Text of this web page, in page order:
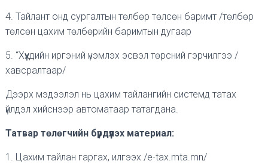
4. Тайлант онд сургалтын төлбөр төлсөн баримт /төлбөр
төлсөн цахим төлбөрийн баримтын дугаар
5. “Хүүхдийн иргэний үнэмлэх эсвэл төрсний гэрчилгээ /
хавсралтаар/
Дээрх мэдээлэл нь цахим тайлангийн системд татах
үйлдэл хийснээр автоматаар татагдана.
Татвар төлөгчийн бүрдүүлэх материал:
1. Цахим тайлан гаргах, илгээх /e-tax.mta.mn/